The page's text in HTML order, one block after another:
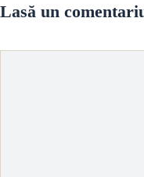
Lasă un